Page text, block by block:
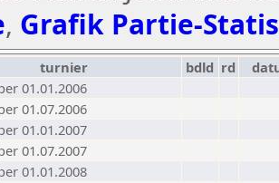
, Grafik Partie-
turnier bdld rd
01.01.2006
01.07.2006
01.01.2007
01.07.2007
01.01.2008